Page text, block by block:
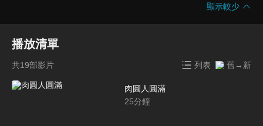
顯示較少
播放清單
共19部影片 列表 舊→新
肉圓人圓滿
25分鐘